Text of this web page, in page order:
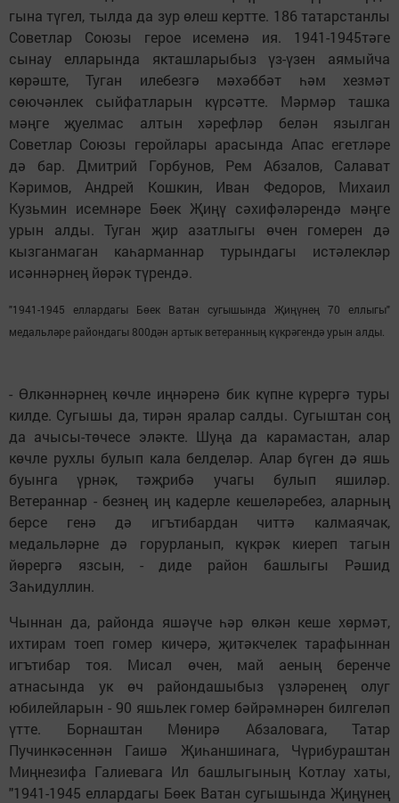
гына түгел, тылда да зур өлеш кертте. 186 татарстанлы
Советлар Союзы герое исеменә ия. 1941-1945тәге
сынау елларында якташларыбыз үз-үзен аямыйча
көрәште, Туган илебезгә мәхәббәт һәм хезмәт
сөючәнлек сыйфатларын күрсәтте. Мәрмәр ташка
мәңге җуелмас алтын хәрефләр белән язылган
Советлар Союзы геройлары арасында Апас егетләре
дә бар. Дмитрий Горбунов, Рем Абзалов, Салават
Кәримов, Андрей Кошкин, Иван Федоров, Михаил
Кузьмин исемнәре Бөек Җиңү сәхифәләрендә мәңге
урын алды. Туган җир азатлыгы өчен гомерен дә
кызганмаган каһарманнар турындагы истәлекләр
исәннәрнең йөрәк түрендә.
"1941-1945 еллардагы Бөек Ватан сугышында Җиңүнең 70 еллыгы"
медальләре райондагы 800дән артык ветеранның күкрәгендә урын алды.
- Өлкәннәрнең көчле иңнәренә бик күпне күрергә туры
килде. Сугышы да, тирән яралар салды. Сугыштан соң
да ачысы-төчесе эләкте. Шуңа да карамастан, алар
көчле рухлы булып кала белделәр. Алар бүген дә яшь
буынга үрнәк, тәҗрибә учагы булып яшиләр.
Ветераннар - безнең иң кадерле кешеләребез, аларның
берсе генә дә игътибардан читтә калмаячак,
медальләрне дә горурланып, күкрәк киереп тагын
йөрергә язсын, - диде район башлыгы Рәшид
Заһидуллин.
Чыннан да, районда яшәүче һәр өлкән кеше хөрмәт,
ихтирам тоеп гомер кичерә, җитәкчелек тарафыннан
игътибар тоя. Мисал өчен, май аеның беренче
атнасында ук өч райондашыбыз үзләренең олуг
юбилейларын - 90 яшьлек гомер бәйрәмнәрен билгеләп
үтте. Борнаштан Мөнирә Абзаловага, Татар
Пучинкәсеннән Гаишә Җиһаншинага, Чүрибураштан
Миңнезифа Галиевага Ил башлыгының Котлау хаты,
"1941-1945 еллардагы Бөек Ватан сугышында Җиңүнең